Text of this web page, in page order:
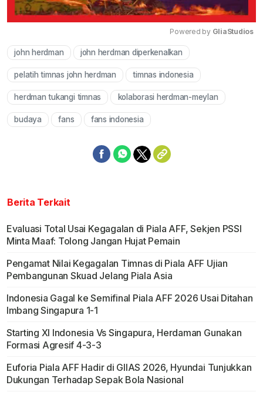
Powered by GliaStudios
john herdman john herdman diperkenalkan
pelatih timnas john herdman timnas indonesia
herdman tukangi timnas kolaborasi herdman-meylan
budaya fans fans indonesia
Berita Terkait
Evaluasi Total Usai Kegagalan di Piala AFF, Sekjen PSSI
Minta Maaf: Tolong Jangan Hujat Pemain
Pengamat Nilai Kegagalan Timnas di Piala AFF Ujian
Pembangunan Skuad Jelang Piala Asia
Indonesia Gagal ke Semifinal Piala AFF 2026 Usai Ditahan
Imbang Singapura 1-1
Starting XI Indonesia Vs Singapura, Herdaman Gunakan
Formasi Agresif 4-3-3
Euforia Piala AFF Hadir di GIIAS 2026, Hyundai Tunjukkan
Dukungan Terhadap Sepak Bola Nasional